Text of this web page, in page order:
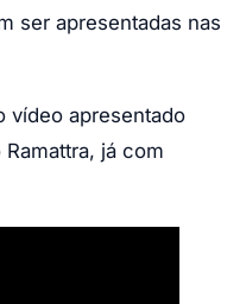
ser apresentadas nas
vídeo apresentado
já com